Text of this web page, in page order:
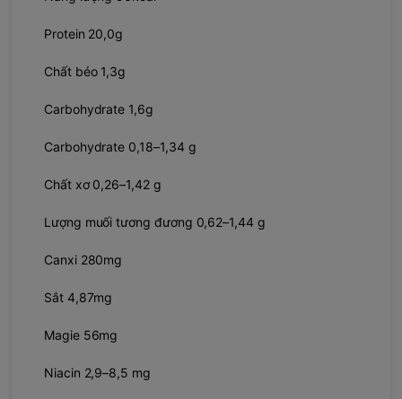
Protein 20,0g
Chất béo 1,3g
Carbohydrate 1,6g
Carbohydrate 0,18–1,34 g
Chất xơ 0,26–1,42 g
Lượng muối tương đương 0,62–1,44 g
Canxi 280mg
Sắt 4,87mg
Magie 56mg
Niacin 2,9–8,5 mg